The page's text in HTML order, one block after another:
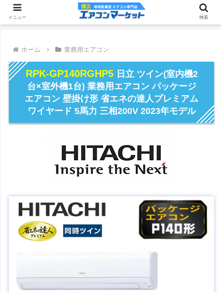
ホーム 業務用エアコン
RPK-GP140RGHP5 日立 ツイン(室内機2
台×室外機1台) 業務用エアコン パッケージ
エアコン 壁掛け形 省エネの達人プレミアム
ワイヤード 5馬力 三相200V 2023年モデル
メニュー 検索